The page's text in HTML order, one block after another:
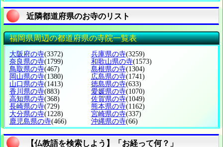
近隣都道府県のお寺のリスト
福岡県周辺の都道府県の寺院一覧表
大阪府の寺(3372) 兵庫県の寺(3259)
奈良県の寺(1799) 和歌山県の寺(1573)
鳥取県の寺(467) 島根県の寺(1304)
岡山県の寺(1380) 広島県の寺(1741)
山口県の寺(1413) 徳島県の寺(633)
香川県の寺(883) 愛媛県の寺(1070)
高知県の寺(368) 佐賀県の寺(1049)
長崎県の寺(729) 熊本県の寺(1162)
大分県の寺(1228) 宮崎県の寺(337)
鹿児島県の寺(466) 沖縄県の寺(66)
【仏教語を検索しよう】「お経って何？」